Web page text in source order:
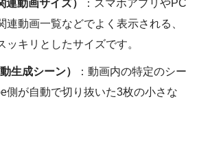
連動画サイズ）
：スマホアプリやPC
連動画一覧などでよく表示される、
ッキリとしたサイズです。
生成シーン）
：動画内の特定のシー
側が自動で切り抜いた3枚の小さな